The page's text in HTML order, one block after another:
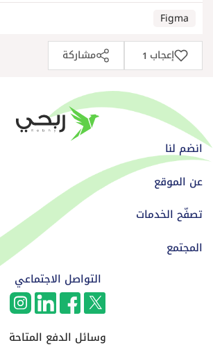
Figma
إعجاب 1 مشاركة
انضم لنا
عن الموقع
تصفّح الخدمات
المجتمع
التواصل الاجتماعي
وسائل الدفع المتاحة